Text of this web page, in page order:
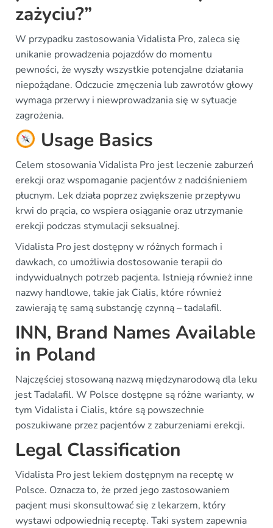
zażyciu?”
W przypadku zastosowania Vidalista Pro, zaleca się
unikanie prowadzenia pojazdów do momentu
pewności, że wyszły wszystkie potencjalne działania
niepożądane. Odczucie zmęczenia lub zawrotów głowy
wymaga przerwy i niewprowadzania się w sytuacje
zagrożenia.
Usage Basics
Celem stosowania Vidalista Pro jest leczenie zaburzeń
erekcji oraz wspomaganie pacjentów z nadciśnieniem
płucnym. Lek działa poprzez zwiększenie przepływu
krwi do prącia, co wspiera osiąganie oraz utrzymanie
erekcji podczas stymulacji seksualnej.
Vidalista Pro jest dostępny w różnych formach i
dawkach, co umożliwia dostosowanie terapii do
indywidualnych potrzeb pacjenta. Istnieją również inne
nazwy handlowe, takie jak Cialis, które również
zawierają tę samą substancję czynną – tadalafil.
INN, Brand Names Available
in Poland
Najczęściej stosowaną nazwą międzynarodową dla leku
jest Tadalafil. W Polsce dostępne są różne warianty, w
tym Vidalista i Cialis, które są powszechnie
poszukiwane przez pacjentów z zaburzeniami erekcji.
Legal Classification
Vidalista Pro jest lekiem dostępnym na receptę w
Polsce. Oznacza to, że przed jego zastosowaniem
pacjent musi skonsultować się z lekarzem, który
wystawi odpowiednią receptę. Taki system zapewnia